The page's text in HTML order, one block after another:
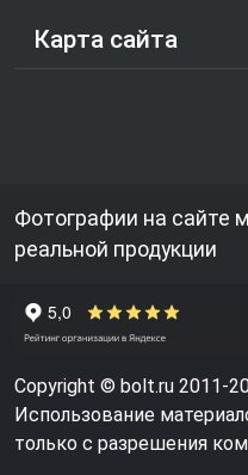
Карта сайта
Фотографии на сайте
реальной продукции
Copyright © bolt.ru 2011-
Использование
только с разрешения